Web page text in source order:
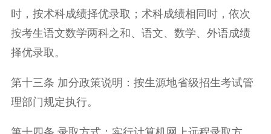
时，按术科成绩择优录取；术科成绩相同时，依次
按考生语文数学两科之和、语文、数学、外语成绩
择优录取。
第十三条 加分政策说明：按生源地省级招生考试管
理部门规定执行。